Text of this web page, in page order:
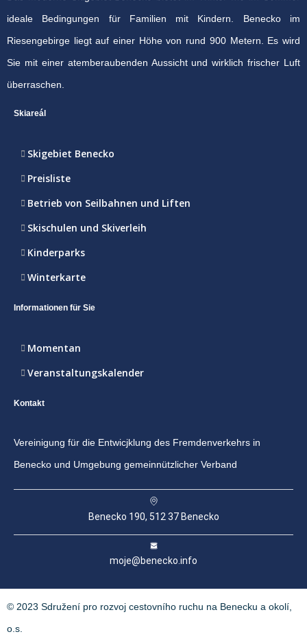
ideale Bedingungen für Familien mit Kindern. Benecko im
Riesengebirge liegt auf einer Höhe von rund 900 Metern. Es wird
Sie mit einer atemberaubenden Aussicht und wirklich frischer Luft
überraschen.
Skiareál
Skigebiet Benecko
Preisliste
Betrieb von Seilbahnen und Liften
Skischulen und Skiverleih
Kinderparks
Winterkarte
Informationen für Sie
Momentan
Veranstaltungskalender
Kontakt
Vereinigung für die Entwicjklung des Fremdenverkehrs in
Benecko und Umgebung gemeinnützlicher Verband
Benecko 190, 512 37 Benecko
moje@benecko.info
© 2023 Sdružení pro rozvoj cestovního ruchu na Benecku a okolí,
o.s.